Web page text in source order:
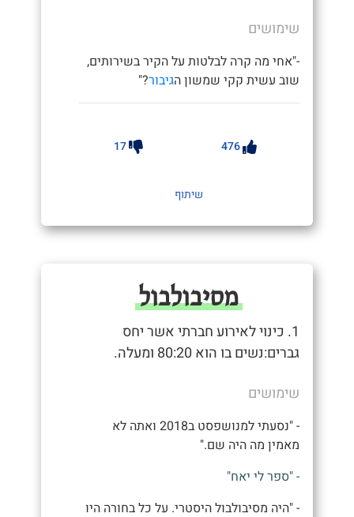
שימושים
-"אחי מה קרה לבלטות על הקיר בשירותים,
שוב עשית קקי שמשון הגיבור?"
476
17
שיתוף
מסיבולבול
1. כינוי לאירוע חברתי אשר יחס
גברים:נשים בו הוא 80:20 ומעלה.
שימושים
- "נסעתי למנושפסט ב2018 ואתה לא
מאמין מה היה שם."
- "ספר לי יאח"
- "היה מסיבולבול היסטרי. על כל בחורה היו